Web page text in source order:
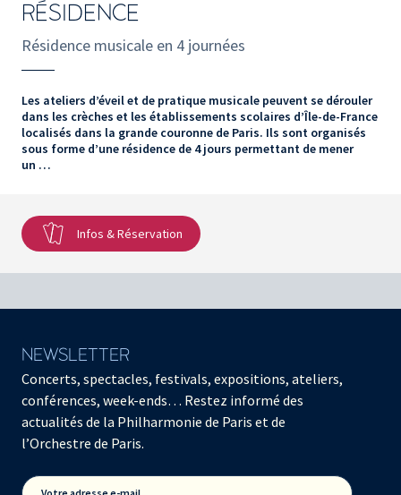
RÉSIDENCE
Résidence musicale en 4 journées
Les ateliers d’éveil et de pratique musicale peuvent se dérouler
dans les crèches et les établissements scolaires d’Île-de-France
localisés dans la grande couronne de Paris. Ils sont organisés
sous forme d’une résidence de 4 jours permettant de mener
un …
Infos & Réservation
NEWSLETTER
Concerts, spectacles, festivals, expositions, ateliers,
conférences, week-ends… Restez informé des
actualités de la Philharmonie de Paris et de
l’Orchestre de Paris.